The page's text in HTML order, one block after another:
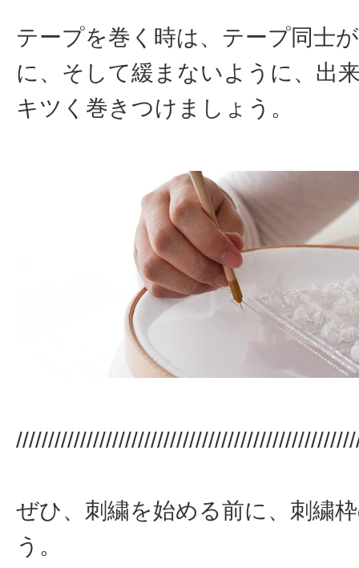
テープを巻く時は、テープ同士
に、そして緩まないように、出
キツく巻きつけましょう。
ぜひ、刺繍を始める前に、刺繍
う。